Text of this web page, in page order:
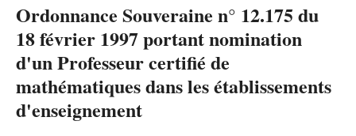
Ordonnance Souveraine n° 12.175 du
18 février 1997 portant nomination
d'un Professeur certifié de
mathématiques dans les établissements
d'enseignement